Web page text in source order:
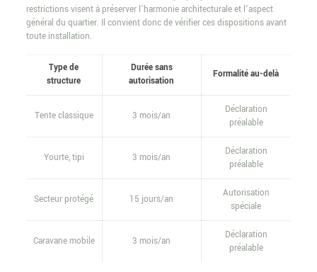
restrictions visent à préserver l’harmonie architecturale et l’aspect
général du quartier. Il convient donc de vérifier ces dispositions avant
toute installation.
Type de
structure
Durée sans
autorisation
Formalité au-delà
Tente classique 3 mois/an
Déclaration
préalable
Yourte, tipi 3 mois/an
Déclaration
préalable
Secteur protégé 15 jours/an
Autorisation
spéciale
Caravane mobile 3 mois/an
Déclaration
préalable